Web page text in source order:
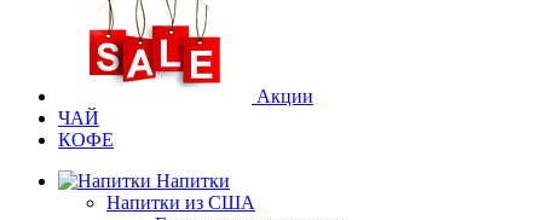
Акции
ЧАЙ
КОФЕ
Напитки
Напитки из США